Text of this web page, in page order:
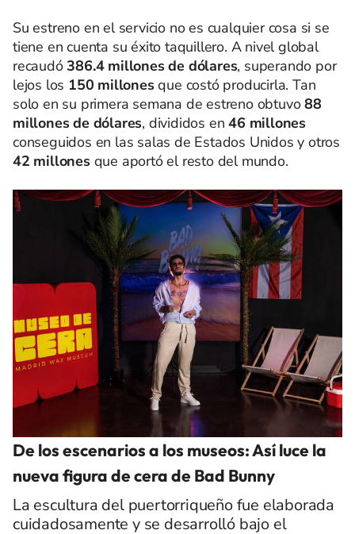
Su estreno en el servicio no es cualquier cosa si se
tiene en cuenta su éxito taquillero. A nivel global
recaudó386.4 millones de dólares, superando por
lejos los 150 millonesque costó producirla. Tan
solo en su primera semana de estreno obtuvo88
millones de dólares, divididos en46 millones
conseguidos en las salas de Estados Unidos y otros
42 millonesque aportó el resto del mundo.
De los escenarios a los museos: Así luce la
nueva figura de cera de Bad Bunny
La escultura del puertorriqueño fue elaborada
cuidadosamente y se desarrolló bajo el